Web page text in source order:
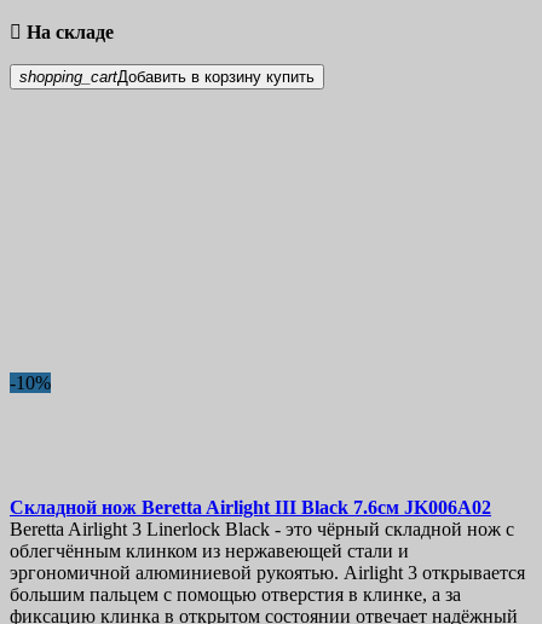
 На складе
shopping_cartДобавить в корзину купить
-10%
Складной нож Beretta Airlight III Black 7.6см JK006A02
Beretta Airlight 3 Linerlock Black - это чёрный складной нож с
облегчённым клинком из нержавеющей стали и
эргономичной алюминиевой рукоятью. Airlight 3 открывается
большим пальцем с помощью отверстия в клинке, а за
фиксацию клинка в открытом состоянии отвечает надёжный